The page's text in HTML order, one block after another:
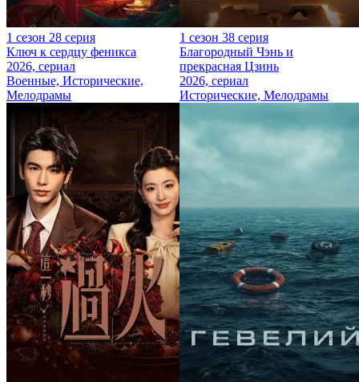
1 сезон 28 серия
Ключ к сердцу феникса
2026, сериал
Военные, Исторические,
Мелодрамы
1 сезон 38 серия
Благородный Чэнь и
прекрасная Цзинь
2026, сериал
Исторические, Мелодрамы